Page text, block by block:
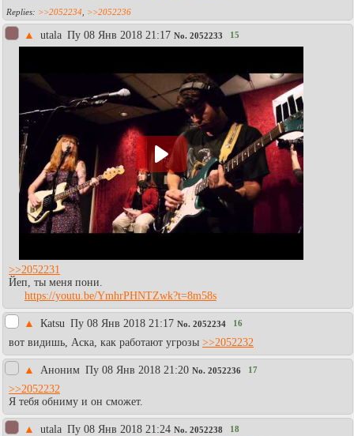
>>2052234 >>2052236
▲ utala Пy 08 Янв 2018 21:17 No. 2052233 15
>>2052231
Йеп, ты меня пони.
https://youtu.be/YmhrPHNTZwk?t=8m58s
▲ Каtsu Пy 08 Янв 2018 21:17 No. 2052234 16
вот видишь, Аска, как работают угрозы >>2052232
▲ Аноним Пy 08 Янв 2018 21:20 No. 2052236 17
>>2052232
Я тебя обниму и он сможет.
▲ utala Пy 08 Янв 2018 21:24 No. 2052238 18